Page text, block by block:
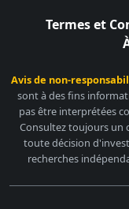
Termes et
Avis de non-
sont à des fins
pas être interprétées
Consultez toujours un
toute décision
recherches